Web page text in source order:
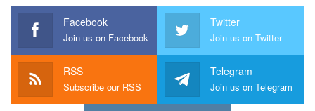
Facebook
Join us on Facebook
Twitter
Join us on Twitter
RSS
Subscribe our RSS
Telegram
Join us on Telegram